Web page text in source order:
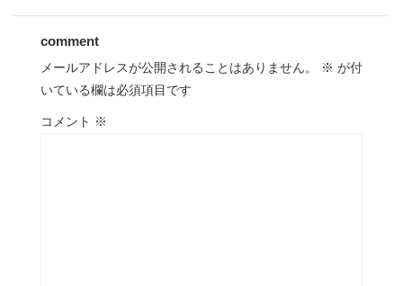
comment
メールアドレスが公開されることはありません。 ※ が付
いている欄は必須項目です
コメント ※